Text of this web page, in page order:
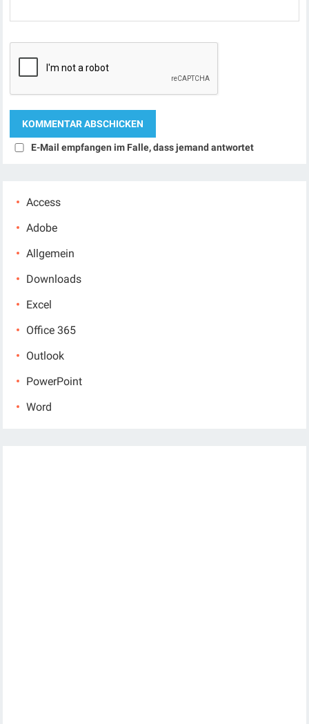
E-Mail empfangen im Falle, dass jemand antwortet
Access
Adobe
Allgemein
Downloads
Excel
Office 365
Outlook
PowerPoint
Word